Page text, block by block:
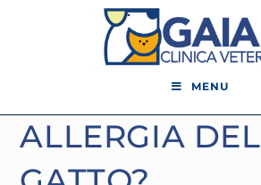
MENU
ALLERGIA DEL